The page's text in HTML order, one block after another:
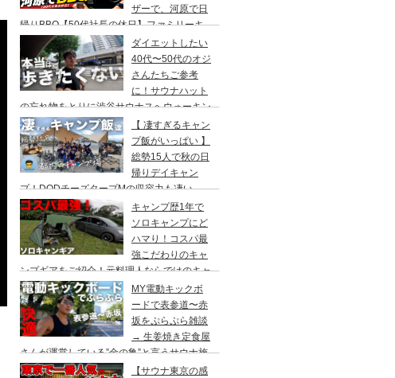
ザーで、河原で日
帰りBBQ【50代社長の休日】ファミリーキ
ャンプ初心者さんは、まずこのスタイルでデ
イキャンプがおすすめです。
ダイエットしたい
40代〜50代のオジ
さんたちご参考
に！サウナハット
の忘れ物をとりに渋谷サウナスへウォーキン
グ→ ランチはカレー食べに六本木のCoCo壱
番屋へ
【 凄すぎるキャン
プ飯がいっぱい 】
総勢15人で秋の日
帰りデイキャン
プ！DODチーズタープMの収容力も凄い。
都内のキャンプ場”秋川橋河川公園バーベキ
ューランド”
キャンプ歴1年で
ソロキャンプにど
ハマり！コスパ最
強こだわりのキャ
ンプギアをご紹介！元料理人ならではのキャ
ンプ飯も堪能。今回は、千葉県一番星キャン
プ場で雨キャンプでソログルキャンプ。
MY電動キックボ
ードで表参道〜赤
坂をぷらぷら雑談
→ 生姜焼き定食屋
さんが運営している”金の亀”と言うサウナ施
設へ行ってきました。
【サウナ東京の感